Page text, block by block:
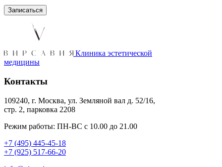
Клиника эстетической
медицины
Контакты
109240, г. Москва, ул. Земляной вал д. 52/16,
стр. 2, парковка 2208
Режим работы: ПН-ВС с 10.00 до 21.00
+7 (495) 445-45-18
+7 (925) 517-66-20